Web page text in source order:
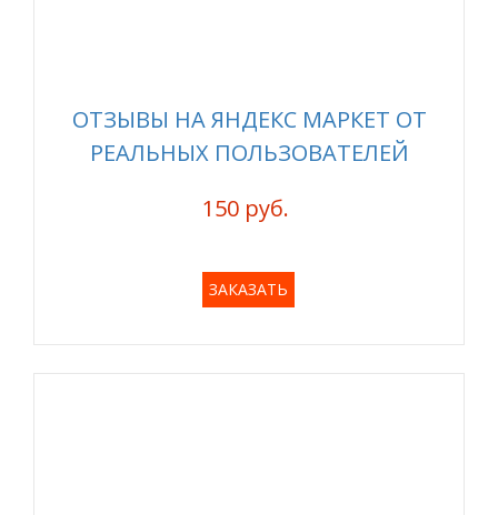
ОТЗЫВЫ НА ЯНДЕКС МАРКЕТ ОТ
РЕАЛЬНЫХ ПОЛЬЗОВАТЕЛЕЙ
150 руб.
ЗАКАЗАТЬ